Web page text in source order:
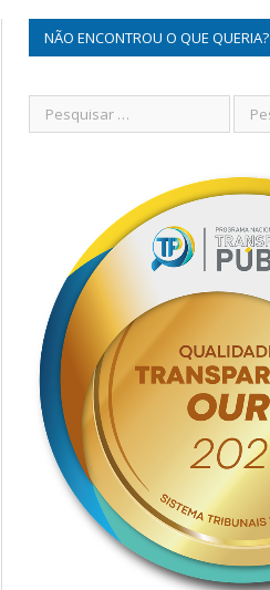
NÃO ENCONTROU O QUE QUERIA?